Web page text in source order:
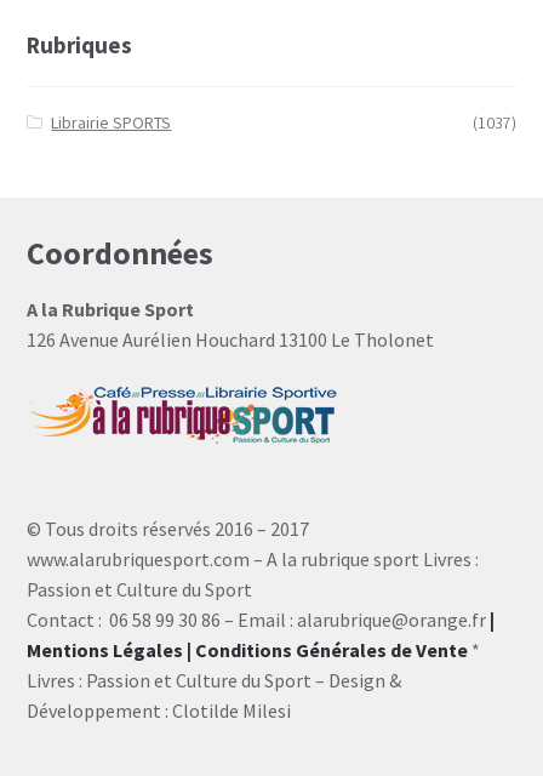
Rubriques
Librairie SPORTS (1037)
Coordonnées
A la Rubrique Sport
126 Avenue Aurélien Houchard 13100 Le Tholonet
© Tous droits réservés 2016 – 2017
www.alarubriquesport.com – A la rubrique sport Livres :
Passion et Culture du Sport
Contact : 06 58 99 30 86 – Email : alarubrique@orange.fr |
Mentions Légales | Conditions Générales de Vente *
Livres : Passion et Culture du Sport – Design &
Développement : Clotilde Milesi